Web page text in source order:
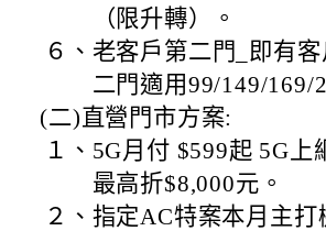
（限升轉）。
６、 老客戶第二門_即有
二門適用99/149/169/
(二)直營門市方案:
１、 5G月付 $599起 5G
最高折$8,000元。
２、 指定AC特案本月主打